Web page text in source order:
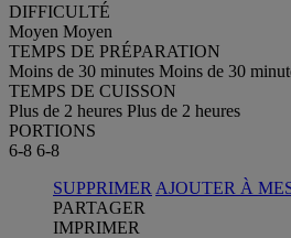
DIFFICULTÉ
Moyen Moyen
TEMPS DE PRÉPARATION
Moins de 30 minutes Moins de 30
TEMPS DE CUISSON
Plus de 2 heures Plus de 2 heures
PORTIONS
6-8 6-8
SUPPRIMER AJOUTER À
PARTAGER
IMPRIMER